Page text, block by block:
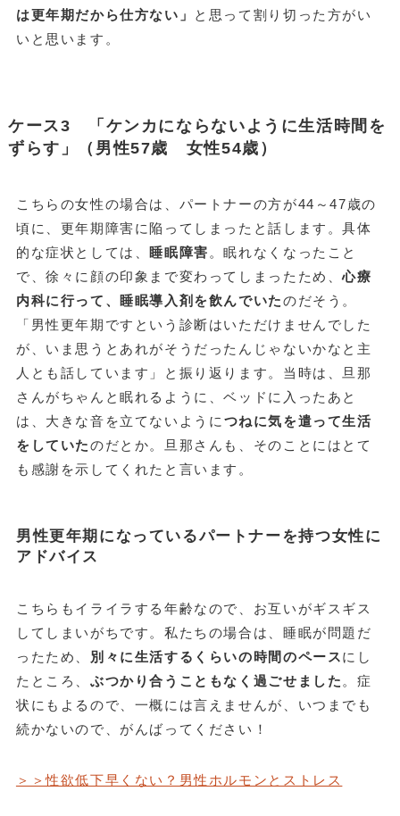
は更年期だから仕方ない」
と思って割り切った方がい
いと思います。
ケース3 「ケンカにならないように生活時間を
ずらす」（男性57歳 女性54歳）
こちらの女性の場合は、パートナーの方が44～47歳の
頃に、更年期障害に陥ってしまったと話します。具体
的な症状としては、 睡眠障害 。眠れなくなったこと
で、徐々に顔の印象まで変わってしまったため、心療
内科に行って、睡眠導入剤を飲んでいたのだそう。
「男性更年期ですという診断はいただけませんでした
が、いま思うとあれがそうだったんじゃないかなと主
人とも話しています」と振り返ります。当時は、旦那
さんがちゃんと眠れるように、ベッドに入ったあと
は、大きな音を立てないように つねに気を遣って生活
をしていたのだとか。旦那さんも、そのことにはとて
も感謝を示してくれたと言います。
男性更年期になっているパートナーを持つ女性に
アドバイス
こちらもイライラする年齢なので、お互いがギスギス
してしまいがちです。私たちの場合は、睡眠が問題だ
ったため、 別々に生活するくらいの時間のペースにし
たところ、 ぶつかり合うこともなく過ごせました 。症
状にもよるので、一概には言えませんが、いつまでも
続かないので、がんばってください！
＞＞性欲低下早くない？男性ホルモンとストレス